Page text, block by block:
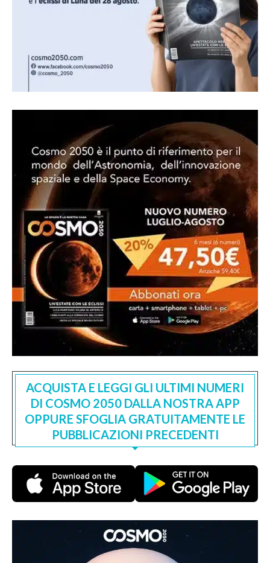
ACQUISTA E LEGGI GLI ULTIMI NUMERI
DI COSMO 2050 DALLA NOSTRA APP
OPPURE SFOGLIA GRATUITAMENTE LE
PUBBLICAZIONI PRECEDENTI